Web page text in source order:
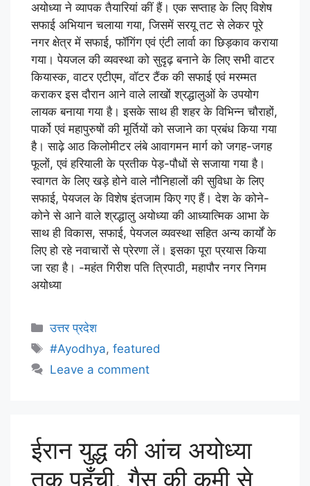
अयोध्या ने व्यापक तैयारियां कीं हैं। एक सप्ताह के लिए विशेष
सफाई अभियान चलाया गया, जिसमें सरयू तट से लेकर पूरे
नगर क्षेत्र में सफाई, फॉगिंग एवं एंटी लार्वा का छिड़काव कराया
गया। पेयजल की व्यवस्था को सुदृढ़ बनाने के लिए सभी वाटर
कियास्क, वाटर एटीएम, वॉटर टैंक की सफाई एवं मरम्मत
कराकर इस दौरान आने वाले लाखों श्रद्धालुओं के उपयोग
लायक बनाया गया है। इसके साथ ही शहर के विभिन्न चौराहों,
पार्को एवं महापुरुषों की मूर्तियों को सजाने का प्रबंध किया गया
है। साढ़े आठ किलोमीटर लंबे आवागमन मार्ग को जगह-जगह
फूलों, एवं हरियाली के प्रतीक पेड़-पौधों से सजाया गया है।
स्वागत के लिए खड़े होने वाले नौनिहालों की सुविधा के लिए
सफाई, पेयजल के विशेष इंतजाम किए गए हैं। देश के कोने-
कोने से आने वाले श्रद्धालु अयोध्या की आध्यात्मिक आभा के
साथ ही विकास, सफाई, पेयजल व्यवस्था सहित अन्य कार्यों के
लिए हो रहे नवाचारों से प्रेरणा लें। इसका पूरा प्रयास किया
जा रहा है। -महंत गिरीश पति त्रिपाठी, महापौर नगर निगम
अयोध्या
उत्तर प्रदेश
#Ayodhya,featured
Leave a comment
ईरान युद्ध की आंच अयोध्या
तक पहुँची, गैस की कमी से